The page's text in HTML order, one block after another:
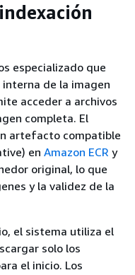
especializado que
de la imagen
acceder a archivos
completa. El
artefacto compatible
en Amazon ECR y
original, lo que
y la validez de la
el sistema utiliza el
solo los
el inicio. Los